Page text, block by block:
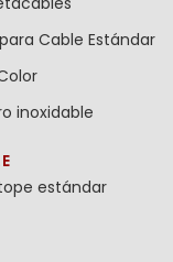
Cable Estándar
inoxidable
estándar